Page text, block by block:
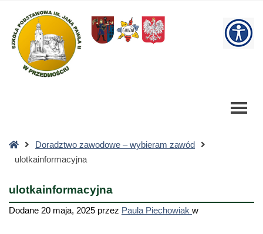
Szkoła
Podstawowa
Strona
główna
Doradztwo zawodowe – wybieram zawód
ulotkainformacyjna
ulotkainformacyjna
Dodane 20 maja, 2025 przez Paula Piechowiak w